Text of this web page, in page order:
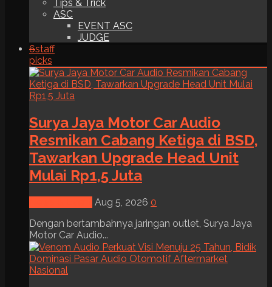
Tips & Trick
ASC
EVENT ASC
JUDGE
6staff
picks
Surya Jaya Motor Car Audio
Resmikan Cabang Ketiga di BSD,
Tawarkan Upgrade Head Unit
Mulai Rp1,5 Juta
Aug 5, 2026 0
Dengan bertambahnya jaringan outlet, Surya Jaya
Motor Car Audio...